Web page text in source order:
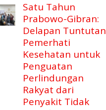
Satu Tahun
Prabowo-Gibran:
Delapan Tuntutan
Pemerhati
Kesehatan untuk
Penguatan
Perlindungan
Rakyat dari
Penyakit Tidak